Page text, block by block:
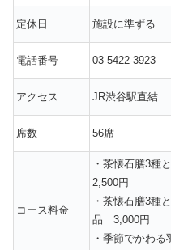
定休日 施設に準ずる
電話番号 03-5422-3923
アクセス JR渋谷駅直結
席数 56席
コース料金
・茶懐石膳3
2,500円
・茶懐石膳3種
品 3,000円
・季節でかわ